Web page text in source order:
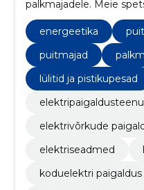
palkmajadele. Meie
turvalisuse ja ohutuse.
energeetika
puitmajad
lülitid ja pistikupesad
elektrivõrkude
elektriseadmed
koduelektri paigaldus